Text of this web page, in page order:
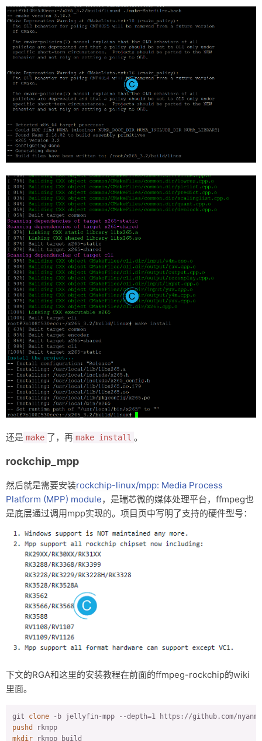
还是 make 了，再 make install 。
rockchip_mpp
然后就是需要安装rockchip-linux/mpp: Media Process
Platform (MPP) module，是瑞芯微的媒体处理平台，ffmpeg也
是底层通过调用mpp实现的。项目页中写明了支持的硬件型号：
下文的RGA和这里的安装教程在前面的ffmpeg-rockchip的wiki
里面。
git clone
pushd
mkdir